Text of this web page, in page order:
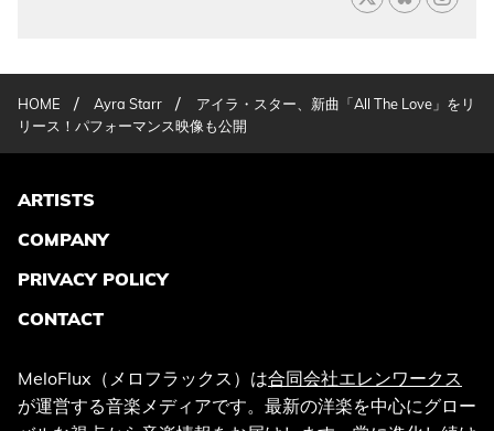
HOME / Ayra Starr /
アイラ・スター、新曲「All The Love」をリ
リース！パフォーマンス映像も公開
ARTISTS
COMPANY
PRIVACY POLICY
CONTACT
MeloFlux（メロフラックス）は合同会社エレンワークス
が運営する音楽メディアです。最新の洋楽を中心にグロー